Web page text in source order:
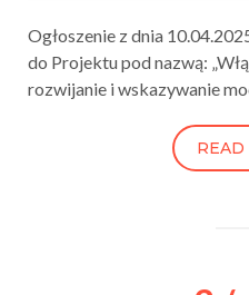
Ogłoszenie z dnia
do Projektu pod nazwą:
rozwijanie i wskazywanie
READ